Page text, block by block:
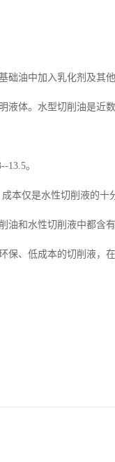
础油中加入乳化剂及其
液体。水型切削油是近
13.5。
本仅是水性切削液的十
油和水性切削液中都含
保、低成本的切削液，